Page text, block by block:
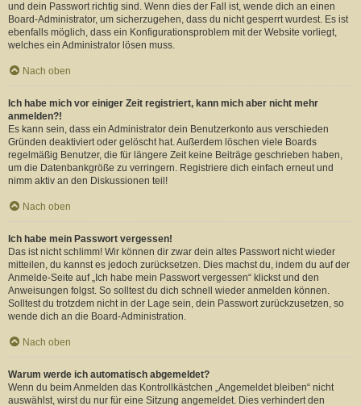
und dein Passwort richtig sind. Wenn dies der Fall ist, wende dich an einen
Board-Administrator, um sicherzugehen, dass du nicht gesperrt wurdest. Es ist
ebenfalls möglich, dass ein Konfigurationsproblem mit der Website vorliegt,
welches ein Administrator lösen muss.
Nach oben
Ich habe mich vor einiger Zeit registriert, kann mich aber nicht mehr
anmelden?!
Es kann sein, dass ein Administrator dein Benutzerkonto aus verschieden
Gründen deaktiviert oder gelöscht hat. Außerdem löschen viele Boards
regelmäßig Benutzer, die für längere Zeit keine Beiträge geschrieben haben,
um die Datenbankgröße zu verringern. Registriere dich einfach erneut und
nimm aktiv an den Diskussionen teil!
Nach oben
Ich habe mein Passwort vergessen!
Das ist nicht schlimm! Wir können dir zwar dein altes Passwort nicht wieder
mitteilen, du kannst es jedoch zurücksetzen. Dies machst du, indem du auf der
Anmelde-Seite auf „Ich habe mein Passwort vergessen“ klickst und den
Anweisungen folgst. So solltest du dich schnell wieder anmelden können.
Solltest du trotzdem nicht in der Lage sein, dein Passwort zurückzusetzen, so
wende dich an die Board-Administration.
Nach oben
Warum werde ich automatisch abgemeldet?
Wenn du beim Anmelden das Kontrollkästchen „Angemeldet bleiben“ nicht
auswählst, wirst du nur für eine Sitzung angemeldet. Dies verhindert den